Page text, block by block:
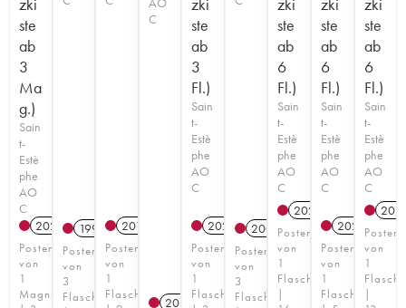
ste
ab
3
Ma
g.)
Sain
t-
Estè
phe
AO
C
2023 T
Posten
von
1
Magnum
1997
Posten
von
3
Flaschen
2019
Posten
von
1
Flasche
C
2025 T
ste
ab
3
Fl.)
Sain
t-
Estè
phe
AO
C
2023 T
Posten
von
1
Flasche
2008
Posten
von
3
Flaschen
ste
ab
6
Fl.)
Sain
t-
Estè
phe
AO
C
2020
Posten
von
1
Flasche
|
ste
ab
6
Fl.)
Sain
t-
Estè
phe
AO
C
2023
Posten
von
1
Flasche
ste
ab
6
Fl.)
Sain
t-
Estè
phe
AO
C
Posten
von
1
Flasche
|